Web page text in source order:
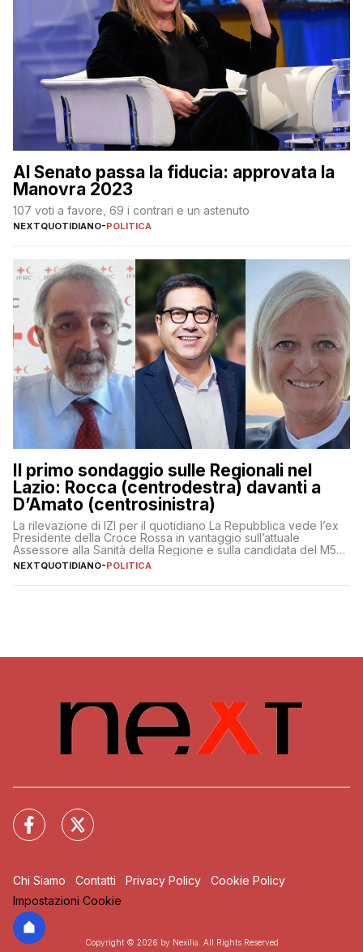
Al Senato passa la fiducia: approvata la
Manovra 2023
107 voti a favore, 69 i contrari e un astenuto
NEXTQUOTIDIANO-POLITICA
Il primo sondaggio sulle Regionali nel
Lazio: Rocca (centrodestra) davanti a
D’Amato (centrosinistra)
La rilevazione di IZI per il quotidiano La Repubblica vede l’ex
Presidente della Croce Rossa in vantaggio sull’attuale
Assessore alla Sanità della Regione e sulla candidata del M5S
Donatella Bianchi
NEXTQUOTIDIANO-POLITICA
Chi Siamo Contatti Privacy Policy
Cookie Policy
Impostazioni Cookie
Copyright © 2026 by Nexilia. All Rights Reserved